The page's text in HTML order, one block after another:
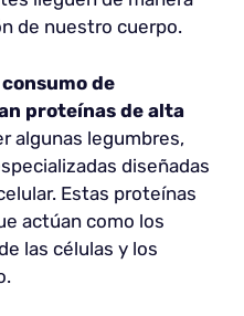
de nuestro cuerpo.
de
proteínas de alta
algunas legumbres,
diseñadas
Estas proteínas
actúan como los
las células y los